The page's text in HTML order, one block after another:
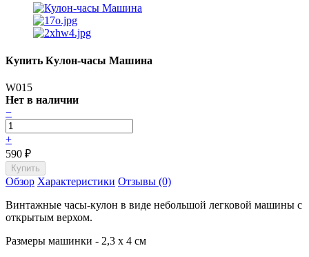
Купить Кулон-часы Машина
W015
Нет в наличии
−
+
590 ₽
Обзор Характеристики Отзывы (0)
Винтажные часы-кулон в виде небольшой легковой машины с
открытым верхом.
Размеры машинки - 2,3 х 4 см